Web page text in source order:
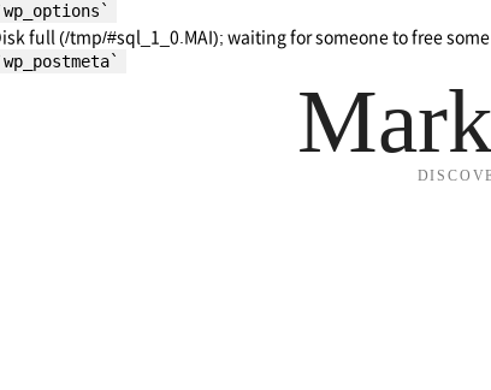
`wp_options`
full (/tmp/#sql_1_0.MAI); waiting for someone to free
`wp_postmeta`